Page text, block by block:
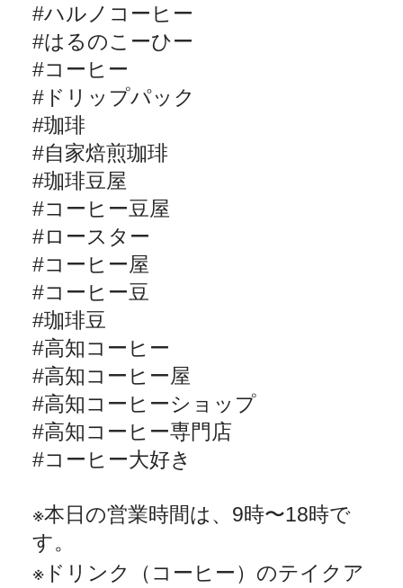
#ハルノコーヒー
#はるのこーひー
#コーヒー
# ドリップパック
#珈琲
#自家焙煎珈琲
#珈琲豆屋
#コーヒー豆屋
#ロースター
#コーヒー屋
#コーヒー豆
#珈琲豆
#高知コーヒー
#高知コーヒー屋
#高知コーヒーショップ
#高知コーヒー専門店
#コーヒー大好き
※本日の営業時間は、 9時〜18時で
す。
※ ドリンク（コーヒー）のテイクア